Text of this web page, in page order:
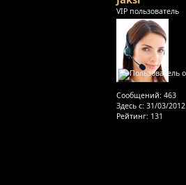
VIP пользователь
Сообщений: 463
Здесь с: 31/03/2012
Рейтинг: 131